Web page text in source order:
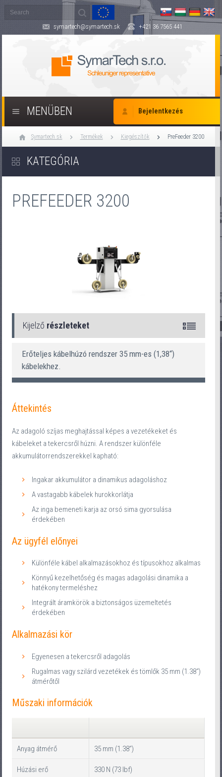
symartech@symartech.sk +421 36 7565 441
Bejelentkezés
MENÜBEN
Symartech.sk Termékek Kiegészítők PreFeeder 3200
KATEGÓRIA
PREFEEDER 3200
Kijelző részleteket
Erőteljes kábelhúzó rendszer 35 mm-es (1,38“)
kábelekhez.
Áttekintés
Az adagoló szíjas meghajtással képes a vezetékeket és
kábeleket a tekercsről húzni. A rendszer különféle
akkumulátorrendszerekkel kapható:
Ingakar akkumulátor a dinamikus adagoláshoz
A vastagabb kábelek hurokkorlátja
Az inga bemeneti karja az orsó sima gyorsulása
érdekében
Az ügyfél előnyei
Különféle kábel alkalmazásokhoz és típusokhoz alkalmas
Könnyű kezelhetőség és magas adagolási dinamika a
hatékony termeléshez
Integrált áramkörök a biztonságos üzemeltetés
érdekében
Alkalmazási kör
Egyenesen a tekercsről adagolás
Rugalmas vagy szilárd vezetékek és tömlők 35 mm (1.38“)
átmérőtől
Műszaki információk
Anyag átmérő 35 mm (1.38”)
Húzási erő 330 N (73 lbf)